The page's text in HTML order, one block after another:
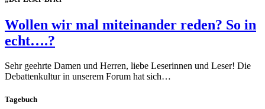
Wollen wir mal miteinander reden? So in
echt….?
Sehr geehrte Damen und Herren, liebe Leserinnen und Leser! Die
Debattenkultur in unserem Forum hat sich…
Tagebuch